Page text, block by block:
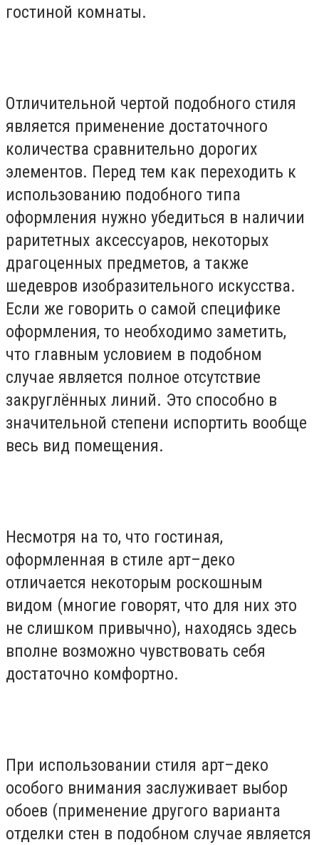
гостиной комнаты.
Отличительной чертой подобного стиля
является применение достаточного
количества сравнительно дорогих
элементов. Перед тем как переходить к
использованию подобного типа
оформления нужно убедиться в наличии
раритетных аксессуаров, некоторых
драгоценных предметов, а также
шедевров изобразительного искусства.
Если же говорить о самой специфике
оформления, то необходимо заметить,
что главным условием в подобном
случае является полное отсутствие
закруглённых линий. Это способно в
значительной степени испортить вообще
весь вид помещения.
Несмотря на то, что гостиная,
оформленная в стиле арт–деко
отличается некоторым роскошным
видом (многие говорят, что для них это
не слишком привычно), находясь здесь
вполне возможно чувствовать себя
достаточно комфортно.
При использовании стиля арт–деко
особого внимания заслуживает выбор
обоев (применение другого варианта
отделки стен в подобном случае является